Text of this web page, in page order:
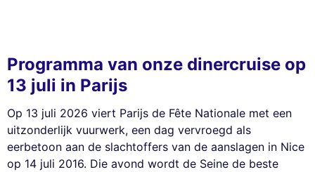
Programma van onze dinercruise op
13 juli in Parijs
Op 13 juli 2026 viert Parijs de Fête Nationale met een
uitzonderlijk vuurwerk, een dag vervroegd als
eerbetoon aan de slachtoffers van de aanslagen in Nice
op 14 juli 2016. Die avond wordt de Seine de beste